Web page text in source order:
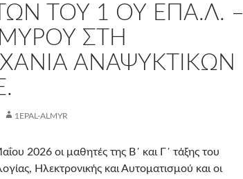
ΤΟΥ 1 ΟΥ ΕΠΑ.Λ. –
ΣΤΗ
ΑΝΑΨΥΚΤΙΚΏΝ
1EPAL-ALMYR
2026 οι μαθητές της Β΄ και Γ΄ τάξης του
Ηλεκτρονικής και Αυτοματισμού και οι